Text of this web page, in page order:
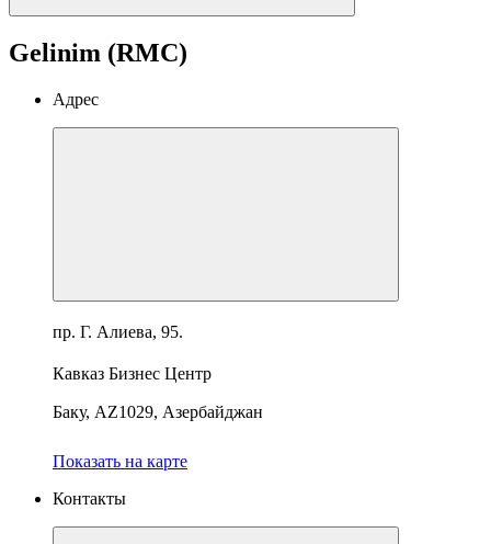
Gelinim (RMC)
Адрес
пр. Г. Алиева, 95.
Кавказ Бизнес Центр
Баку, AZ1029, Азербайджан
Показать на карте
Контакты